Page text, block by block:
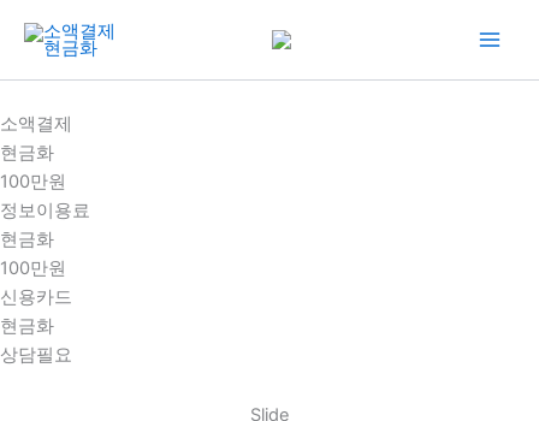
건
너
뛰
기
소액결제
현금화
100만원
정보이용료
현금화
100만원
신용카드
현금화
상담필요
Slide